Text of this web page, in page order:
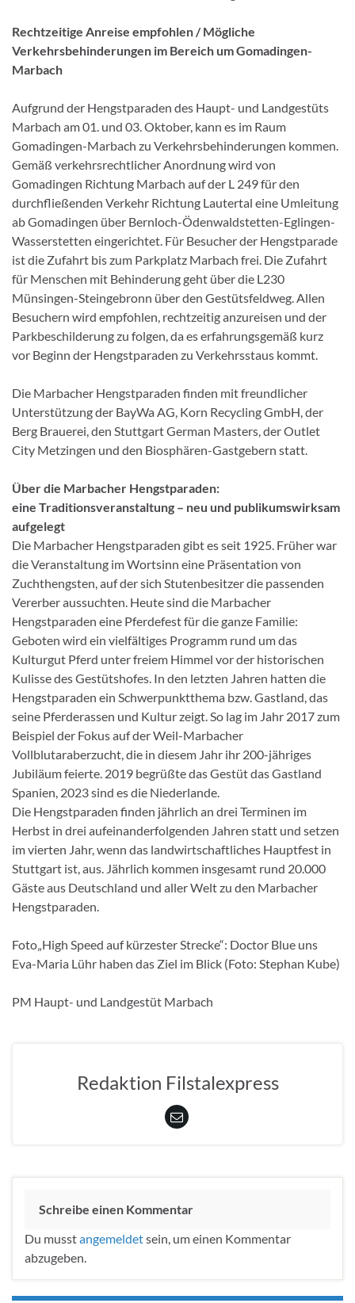
Rechtzeitige Anreise empfohlen / Mögliche
Verkehrsbehinderungen im Bereich um Gomadingen-
Marbach
Aufgrund der Hengstparaden des Haupt- und Landgestüts
Marbach am 01. und 03. Oktober, kann es im Raum
Gomadingen-Marbach zu Verkehrsbehinderungen kommen.
Gemäß verkehrsrechtlicher Anordnung wird von
Gomadingen Richtung Marbach auf der L 249 für den
durchfließenden Verkehr Richtung Lautertal eine Umleitung
ab Gomadingen über Bernloch-Ödenwaldstetten-Eglingen-
Wasserstetten eingerichtet. Für Besucher der Hengstparade
ist die Zufahrt bis zum Parkplatz Marbach frei. Die Zufahrt
für Menschen mit Behinderung geht über die L230
Münsingen-Steingebronn über den Gestütsfeldweg. Allen
Besuchern wird empfohlen, rechtzeitig anzureisen und der
Parkbeschilderung zu folgen, da es erfahrungsgemäß kurz
vor Beginn der Hengstparaden zu Verkehrsstaus kommt.
Die Marbacher Hengstparaden finden mit freundlicher
Unterstützung der BayWa AG, Korn Recycling GmbH, der
Berg Brauerei, den Stuttgart German Masters, der Outlet
City Metzingen und den Biosphären-Gastgebern statt.
Über die Marbacher Hengstparaden:
eine Traditionsveranstaltung – neu und publikumswirksam
aufgelegt
Die Marbacher Hengstparaden gibt es seit 1925. Früher war
die Veranstaltung im Wortsinn eine Präsentation von
Zuchthengsten, auf der sich Stutenbesitzer die passenden
Vererber aussuchten. Heute sind die Marbacher
Hengstparaden eine Pferdefest für die ganze Familie:
Geboten wird ein vielfältiges Programm rund um das
Kulturgut Pferd unter freiem Himmel vor der historischen
Kulisse des Gestütshofes. In den letzten Jahren hatten die
Hengstparaden ein Schwerpunktthema bzw. Gastland, das
seine Pferderassen und Kultur zeigt. So lag im Jahr 2017 zum
Beispiel der Fokus auf der Weil-Marbacher
Vollblutaraberzucht, die in diesem Jahr ihr 200-jähriges
Jubiläum feierte. 2019 begrüßte das Gestüt das Gastland
Spanien, 2023 sind es die Niederlande.
Die Hengstparaden finden jährlich an drei Terminen im
Herbst in drei aufeinanderfolgenden Jahren statt und setzen
im vierten Jahr, wenn das landwirtschaftliches Hauptfest in
Stuttgart ist, aus. Jährlich kommen insgesamt rund 20.000
Gäste aus Deutschland und aller Welt zu den Marbacher
Hengstparaden.
Foto„High Speed auf kürzester Strecke“: Doctor Blue uns
Eva-Maria Lühr haben das Ziel im Blick (Foto: Stephan Kube)
PM Haupt- und Landgestüt Marbach
Redaktion Filstalexpress
Schreibe einen Kommentar
Du musstangemeldetsein, um einen Kommentar
abzugeben.